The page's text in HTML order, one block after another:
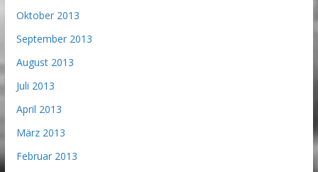
Oktober 2013
September 2013
August 2013
Juli 2013
April 2013
März 2013
Februar 2013